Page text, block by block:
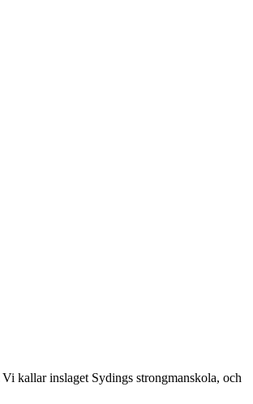
kallar inslaget Sydings strongmanskola, och